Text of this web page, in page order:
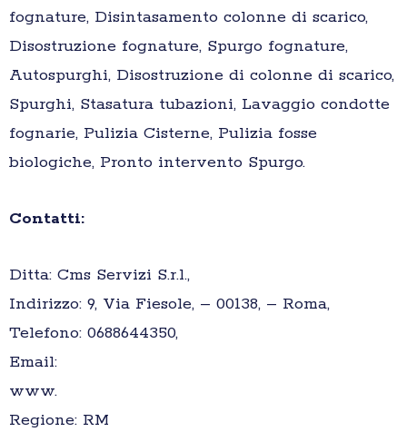
fognature, Disintasamento colonne di scarico,
Disostruzione fognature, Spurgo fognature,
Autospurghi, Disostruzione di colonne di scarico,
Spurghi, Stasatura tubazioni, Lavaggio condotte
fognarie, Pulizia Cisterne, Pulizia fosse
biologiche, Pronto intervento Spurgo.
Contatti:
Ditta: Cms Servizi S.r.l.,
Indirizzo: 9, Via Fiesole, – 00138, – Roma,
Telefono: 0688644350,
Email:
www.
Regione: RM